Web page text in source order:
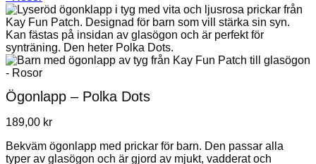
Ögonlapp – Polka Dots
189,00 kr
Bekväm ögonlapp med prickar för barn. Den passar alla
typer av glasögon och är gjord av mjukt, vadderat och